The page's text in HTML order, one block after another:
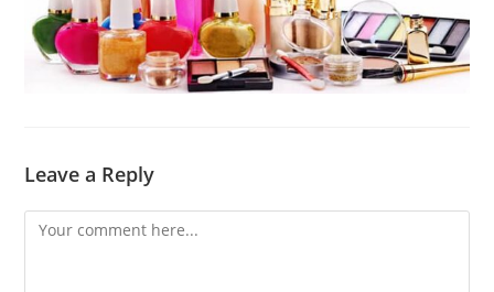
Leave a Reply
Comment